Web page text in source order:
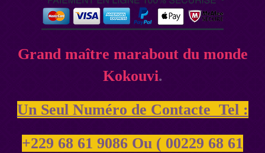
Grand maître marabout du monde
Kokouvi.
Un Seul Numéro de Contacte Tel :
+229 68 61 9086 Ou ( 00229 68 61